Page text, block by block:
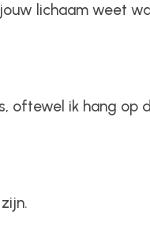
lichaam weet
oftewel ik hang op